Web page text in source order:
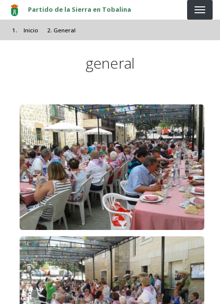
Pasar al contenido principal
Partido de la Sierra en Tobalina
Inicio General
general